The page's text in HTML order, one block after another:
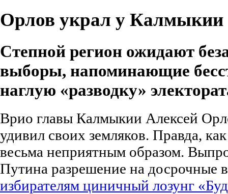
Орлов украл у Калмыкии
Степной регион ожидают
выборы, напоминающие
наглую «разводку»
Врио главы Калмыкии Алексей
удивил своих земляков. Правда,
весьма неприятным образом.
Путина разрешение на досрочные
избирателям циничный лозунг